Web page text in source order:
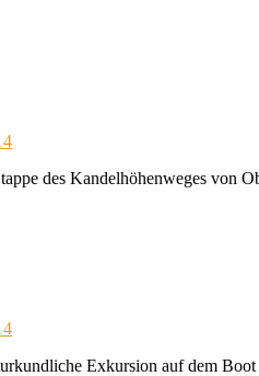
des Kandelhöhenweges von
Exkursion auf dem